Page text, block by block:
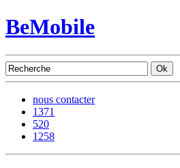
BeMobile
nous contacter
1371
520
1258